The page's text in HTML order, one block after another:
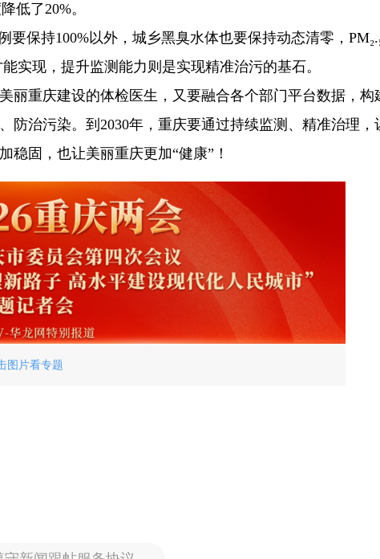
低了20%。
保持100%以外，城乡黑臭水体也要保持动态清零，
实现，提升监测能力则是实现精准治污的基石。
丽重庆建设的体检医生，又要融合各个部门平台数据，构
治污染。到2030年，重庆要通过持续监测、精准治理，
稳固，也让美丽重庆更加“健康”！
图片看专题